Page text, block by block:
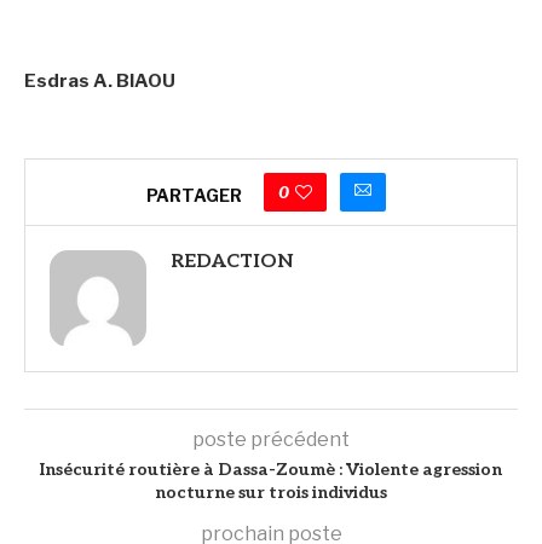
Esdras A. BIAOU
PARTAGER 0
REDACTION
poste précédent
Insécurité routière à Dassa-Zoumè : Violente agression
nocturne sur trois individus
prochain poste